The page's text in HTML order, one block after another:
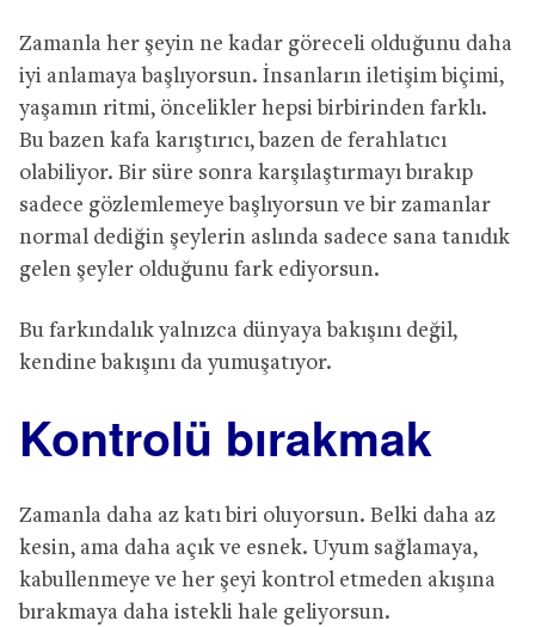
Zamanla her şeyin ne kadar göreceli olduğunu daha
iyi anlamaya başlıyorsun. İnsanların iletişim biçimi,
yaşamın ritmi, öncelikler hepsi birbirinden farklı.
Bu bazen kafa karıştırıcı, bazen de ferahlatıcı
olabiliyor. Bir süre sonra karşılaştırmayı bırakıp
sadece gözlemlemeye başlıyorsun ve bir zamanlar
normal dediğin şeylerin aslında sadece sana tanıdık
gelen şeyler olduğunu fark ediyorsun.
Bu farkındalık yalnızca dünyaya bakışını değil,
kendine bakışını da yumuşatıyor.
Kontrolü bırakmak
Zamanla daha az katı biri oluyorsun. Belki daha az
kesin, ama daha açık ve esnek. Uyum sağlamaya,
kabullenmeye ve her şeyi kontrol etmeden akışına
bırakmaya daha istekli hale geliyorsun.